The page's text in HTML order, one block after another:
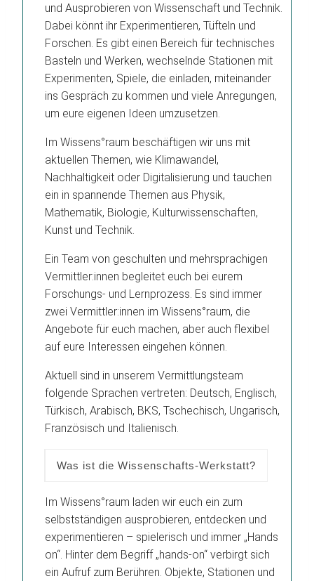
und Ausprobieren von Wissenschaft und Technik.
Dabei könnt ihr Experimentieren, Tüfteln und
Forschen. Es gibt einen Bereich für technisches
Basteln und Werken, wechselnde Stationen mit
Experimenten, Spiele, die einladen, miteinander
ins Gespräch zu kommen und viele Anregungen,
um eure eigenen Ideen umzusetzen.
Im Wissens°raum beschäftigen wir uns mit
aktuellen Themen, wie Klimawandel,
Nachhaltigkeit oder Digitalisierung und tauchen
ein in spannende Themen aus Physik,
Mathematik, Biologie, Kulturwissenschaften,
Kunst und Technik.
Ein Team von geschulten und mehrsprachigen
Vermittler:innen begleitet euch bei eurem
Forschungs- und Lernprozess. Es sind immer
zwei Vermittler:innen im Wissens°raum, die
Angebote für euch machen, aber auch flexibel
auf eure Interessen eingehen können.
Aktuell sind in unserem Vermittlungsteam
folgende Sprachen vertreten: Deutsch, Englisch,
Türkisch, Arabisch, BKS, Tschechisch, Ungarisch,
Französisch und Italienisch.
Was ist die Wissenschafts-Werkstatt?
Im Wissens°raum laden wir euch ein zum
selbstständigen ausprobieren, entdecken und
experimentieren – spielerisch und immer „Hands
on“. Hinter dem Begriff „hands-on“ verbirgt sich
ein Aufruf zum Berühren. Objekte, Stationen und